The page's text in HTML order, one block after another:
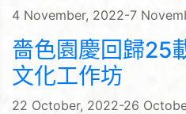
4 November, 2022-7
嗇色園慶回歸25
文化工作坊
22 October, 2022-26